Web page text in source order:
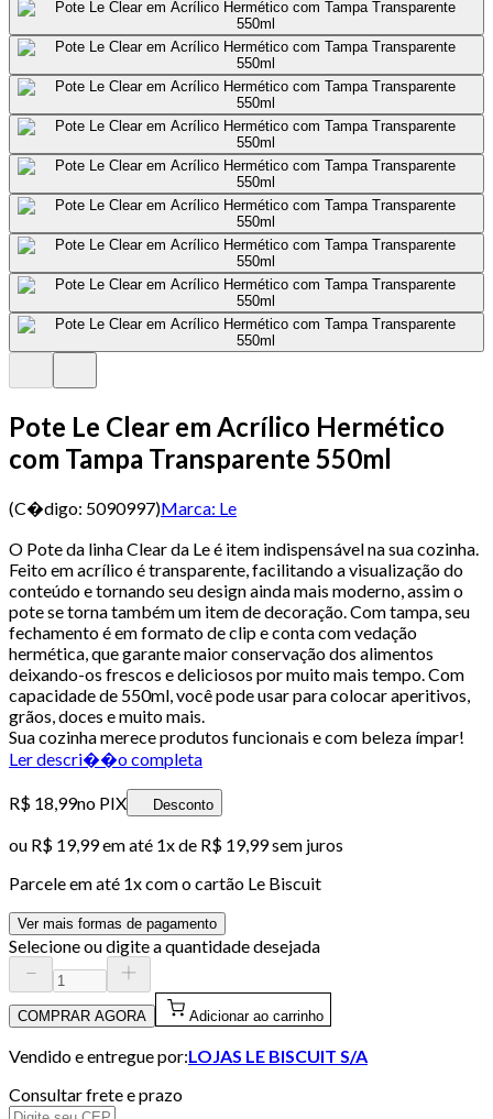
Pote Le Clear em Acrílico Hermético
com Tampa Transparente 550ml
(C�digo: 5090997)Marca: Le
O Pote da linha Clear da Le é item indispensável na sua cozinha.
Feito em acrílico é transparente, facilitando a visualização do
conteúdo e tornando seu design ainda mais moderno, assim o
pote se torna também um item de decoração. Com tampa, seu
fechamento é em formato de clip e conta com vedação
hermética, que garante maior conservação dos alimentos
deixando-os frescos e deliciosos por muito mais tempo. Com
capacidade de 550ml, você pode usar para colocar aperitivos,
grãos, doces e muito mais.
Sua cozinha merece produtos funcionais e com beleza ímpar!
Ler descri��o completa
R$ 18,99no PIX Desconto
ou R$ 19,99em até 1x de R$ 19,99sem juros
Parcele em até 1x com o cartão Le Biscuit
Ver mais formas de pagamento
Selecione ou digite a quantidade desejada
COMPRAR AGORA Adicionar ao carrinho
Vendido e entregue por:LOJAS LE BISCUIT S/A
Consultar frete e prazo